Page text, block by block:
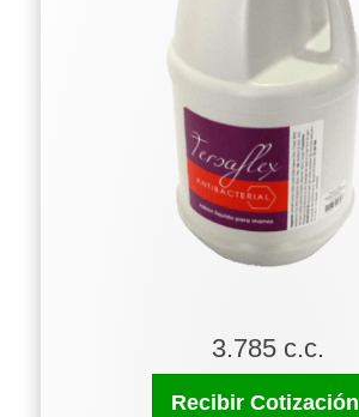
3.785 c.c.
Recibir Cotización